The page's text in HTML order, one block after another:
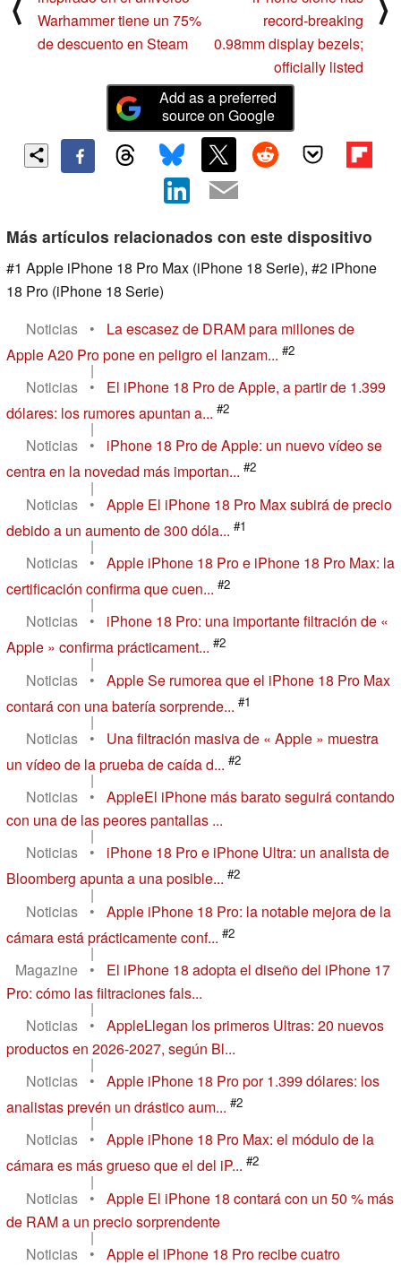
⟨
Warhammer tiene un 75%
de descuento en Steam
record-breaking
0.98mm display bezels;
officially listed
⟩
Add as a preferred
source on Google
Más artículos relacionados con este dispositivo
#1 Apple iPhone 18 Pro Max (iPhone 18 Serie), #2 iPhone
18 Pro (iPhone 18 Serie)
Noticias
•
La escasez de DRAM para millones de
Apple A20 Pro pone en peligro el lanzam... #2
|
Noticias
•
El iPhone 18 Pro de Apple, a partir de 1.399
dólares: los rumores apuntan a... #2
|
Noticias
•
iPhone 18 Pro de Apple: un nuevo vídeo se
centra en la novedad más importan... #2
|
Noticias
•
Apple El iPhone 18 Pro Max subirá de precio
debido a un aumento de 300 dóla... #1
|
Noticias
•
Apple iPhone 18 Pro e iPhone 18 Pro Max: la
certificación confirma que cuen... #2
|
Noticias
•
iPhone 18 Pro: una importante filtración de «
Apple » confirma prácticament... #2
|
Noticias
•
Apple Se rumorea que el iPhone 18 Pro Max
contará con una batería sorprende... #1
|
Noticias
•
Una filtración masiva de « Apple » muestra
un vídeo de la prueba de caída d... #2
|
Noticias
•
AppleEl iPhone más barato seguirá contando
con una de las peores pantallas ...
|
Noticias
•
iPhone 18 Pro e iPhone Ultra: un analista de
Bloomberg apunta a una posible... #2
|
Noticias
•
Apple iPhone 18 Pro: la notable mejora de la
cámara está prácticamente conf... #2
|
Magazine
•
El iPhone 18 adopta el diseño del iPhone 17
Pro: cómo las filtraciones fals...
|
Noticias
•
AppleLlegan los primeros Ultras: 20 nuevos
productos en 2026-2027, según Bl...
|
Noticias
•
Apple iPhone 18 Pro por 1.399 dólares: los
analistas prevén un drástico aum... #2
|
Noticias
•
Apple iPhone 18 Pro Max: el módulo de la
cámara es más grueso que el del iP... #2
|
Noticias
•
Apple El iPhone 18 contará con un 50 % más
de RAM a un precio sorprendente
|
Noticias
•
Apple el iPhone 18 Pro recibe cuatro